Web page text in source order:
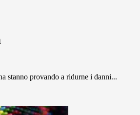
stanno provando a ridurne i danni...